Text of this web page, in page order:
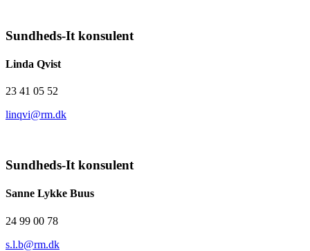
Sundheds-It konsulent
Linda Qvist
23 41 05 52
linqvi@rm.dk
Sundheds-It konsulent
Sanne Lykke Buus
24 99 00 78
s.l.b@rm.dk